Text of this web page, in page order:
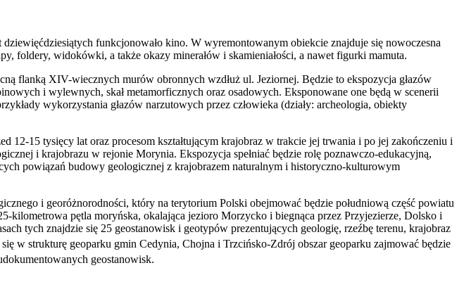
funkcjonowało kino. W wyremontowanym obiekcie znajduje się nowoczesna
foldery, widokówki, a także okazy minerałów i skamieniałości, a nawet figurki mamuta.
flanką XIV-wiecznych murów obronnych wzdłuż ul. Jeziornej. Będzie to ekspozycja głazów
i wylewnych, skał metamorficznych oraz osadowych. Eksponowane one będą w scenerii
wykorzystania głazów narzutowych przez człowieka (działy: archeologia, obiekty
12-15 tysięcy lat oraz procesom kształtującym krajobraz w trakcie jej trwania i po jej zakończeniu i
i krajobrazu w rejonie Morynia. Ekspozycja spełniać będzie rolę poznawczo-edukacyjną,
powiązań budowy geologicznej z krajobrazem naturalnym i historyczno-kulturowym
i georóżnorodności, który na terytorium Polski obejmować będzie południową część powiatu
kilometrowa pętla moryńska, okalająca jezioro Morzycko i biegnąca przez Przyjezierze, Dolsko i
tych znajdzie się 25 geostanowisk i geotypów prezentujących geologię, rzeźbę terenu, krajobraz
się w strukturę geoparku gmin Cedynia, Chojna i Trzcińsko-Zdrój obszar geoparku zajmować będzie
geostanowisk.